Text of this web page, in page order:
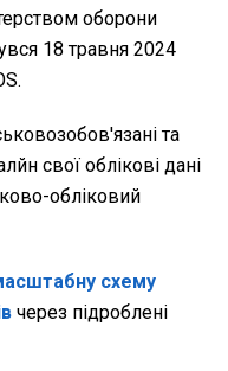
оборони
18 травня 2024
та
свої облікові дані
обліковий
схему
через підроблені